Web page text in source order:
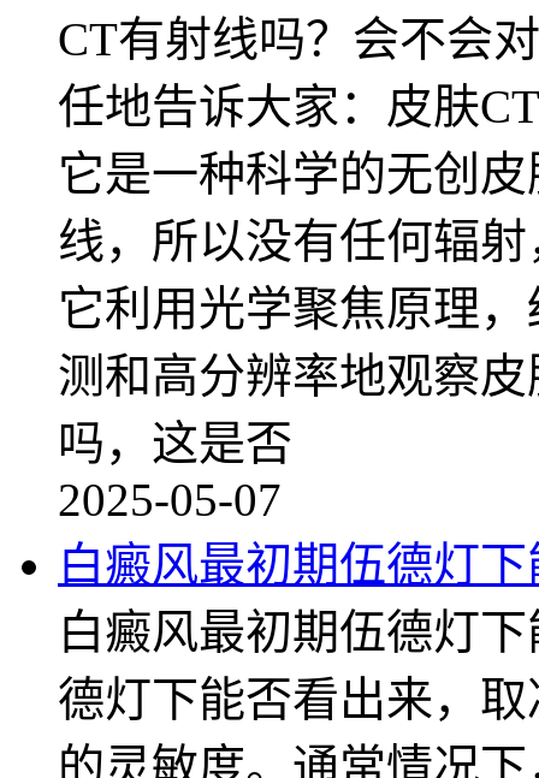
CT有射线吗？会不会
任地告诉大家：皮肤
它是一种科学的无创
线，所以没有任何辐
它利用光学聚焦原理
测和高分辨率地观察
吗，这是否
2025-05-07
白癜风最初期伍德灯
白癜风最初期伍德灯
德灯下能否看出来，
的灵敏度。通常情况